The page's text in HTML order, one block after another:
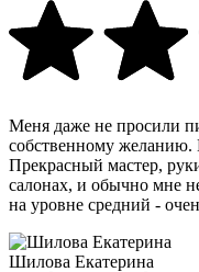
Меня даже не просили
собственному желанию.
Прекрасный мастер,
салонах, и обычно мне
на уровне средний -
Шилова Екатерина